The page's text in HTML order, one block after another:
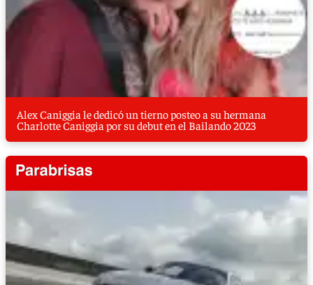
Alex Caniggia le dedicó un tierno posteo a su hermana
Charlotte Caniggia por su debut en el Bailando 2023